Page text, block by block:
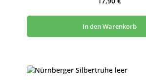
In den Warenkorb